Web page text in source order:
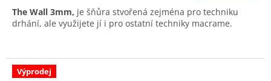
The Wall 3mm, je šňůra stvořená zejména pro techniku
drhání, ale využijete jí i pro ostatní techniky macrame.
Výprodej